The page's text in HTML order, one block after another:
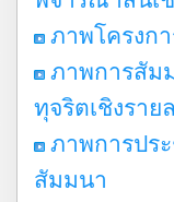
ภาพโครงก
ภาพการสัม
ทุจริตเชิงราย
ภาพการปร
สัมมนา